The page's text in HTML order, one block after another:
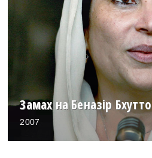
Замах на Беназір Бхутто
2007